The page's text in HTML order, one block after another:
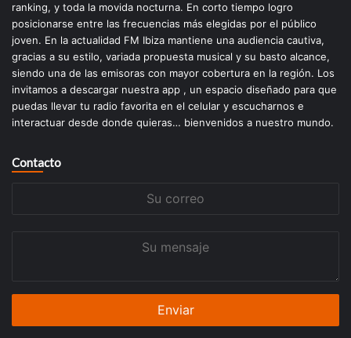
ranking, y toda la movida nocturna. En corto tiempo logro
posicionarse entre las frecuencias más elegidas por el público
joven. En la actualidad FM Ibiza mantiene una audiencia cautiva,
gracias a su estilo, variada propuesta musical y su basto alcance,
siendo una de las emisoras con mayor cobertura en la región. Los
invitamos a descargar nuestra app , un espacio diseñado para que
puedas llevar tu radio favorita en el celular y escucharnos e
interactuar desde donde quieras… bienvenidos a nuestro mundo.
Contacto